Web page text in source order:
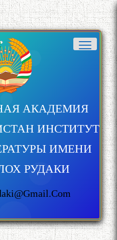
АКАДЕМИЯ
ИНСТИТУТ
ИМЕНИ
РУДАКИ